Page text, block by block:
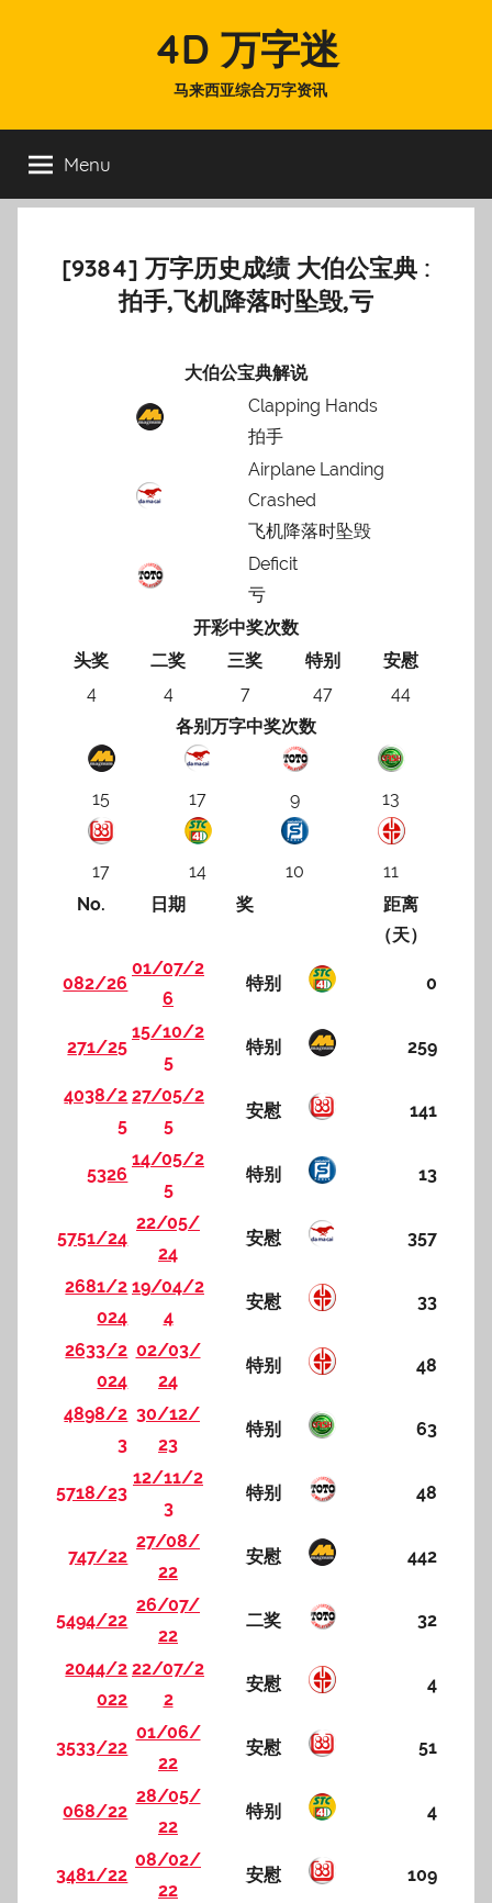
4D 万字迷
马来西亚综合万字资讯
Menu
[9384] 万字历史成绩 大伯公宝典 :
拍手,飞机降落时坠毁,亏
大伯公宝典解说
Clapping Hands
拍手
Airplane Landing
Crashed
飞机降落时坠毁
Deficit
亏
开彩中奖次数
头奖
二奖 三奖 特别
安慰
4
4 7 47
44
各别万字中奖次数
15 17 9 13
17 14 10
11
No.
日期 奖
距离
（天）
082/26
01/07/2
6
特别 0
271/25
15/10/2
5
特别 259
4038/2
5
27/05/2
5
安慰 141
5326
14/05/2
5
特别 13
5751/24
22/05/
24
安慰 357
2681/2
024
19/04/2
4
安慰 33
2633/2
024
02/03/
24
特别 48
4898/2
3
30/12/
23
特别 63
5718/23
12/11/2
3
特别 48
747/22
27/08/
22
安慰 442
5494/22
26/07/
22
二奖 32
2044/2
022
22/07/2
2
安慰 4
3533/22
01/06/
22
安慰 51
068/22
28/05/
22
特别 4
3481/22
08/02/
22
安慰 109